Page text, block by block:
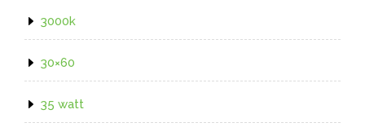
3000k
30×60
35 watt